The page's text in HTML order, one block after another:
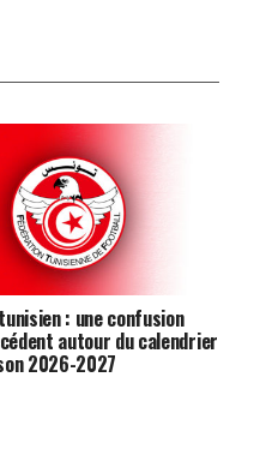
: une confusion
autour du calendrier
2026-2027